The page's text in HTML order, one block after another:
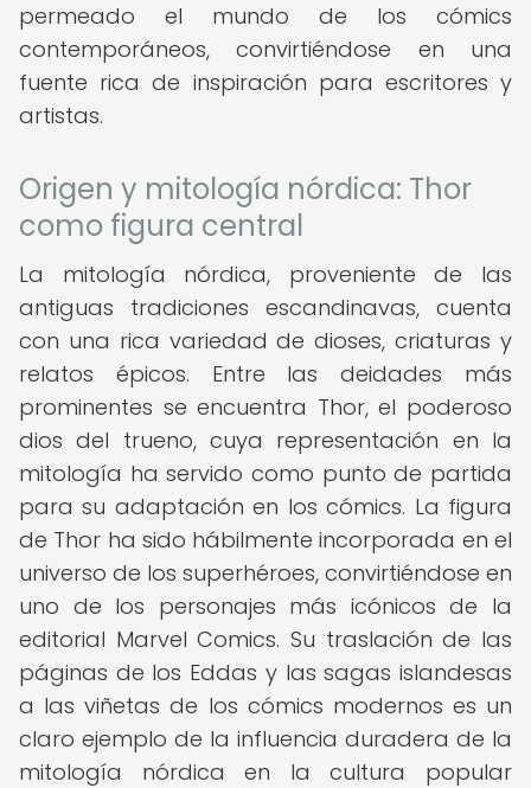
permeado el mundo de los cómics
contemporáneos, convirtiéndose en una
fuente rica de inspiración para escritores y
artistas.
Origen y mitología nórdica: Thor
como figura central
La mitología nórdica, proveniente de las
antiguas tradiciones escandinavas, cuenta
con una rica variedad de dioses, criaturas y
relatos épicos. Entre las deidades más
prominentes se encuentra Thor, el poderoso
dios del trueno, cuya representación en la
mitología ha servido como punto de partida
para su adaptación en los cómics. La figura
de Thor ha sido hábilmente incorporada en el
universo de los superhéroes, convirtiéndose en
uno de los personajes más icónicos de la
editorial Marvel Comics. Su traslación de las
páginas de los Eddas y las sagas islandesas
a las viñetas de los cómics modernos es un
claro ejemplo de la influencia duradera de la
mitología nórdica en la cultura popular